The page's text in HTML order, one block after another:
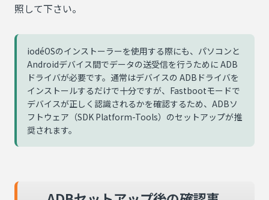
照して下さい。
iodéOSのインストーラーを使用する際にも、パソコンと
Androidデバイス間でデータの送受信を行うために ADB
ドライバが必要です。通常はデバイスの ADBドライバを
インストールするだけで十分ですが、Fastbootモードで
デバイスが正しく認識されるかを確認するため、ADBソ
フトウェア（SDK Platform-Tools）のセットアップが推
奨されます。